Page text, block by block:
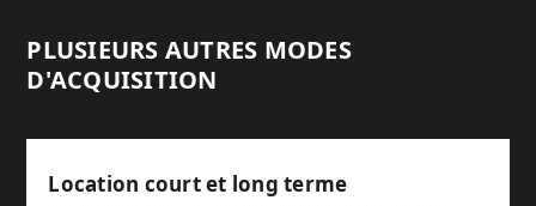
PLUSIEURS AUTRES MODES
D'ACQUISITION
Location court et long terme